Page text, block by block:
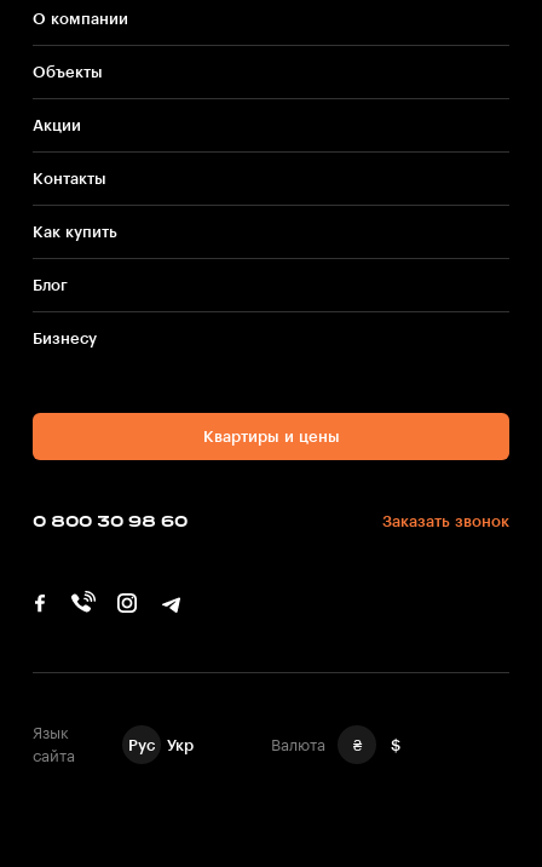
О компании
Объекты
Акции
Контакты
Как купить
Блог
Бизнесу
Квартиры и цены
0 800 30 98 60 Заказать звонок
Язык
сайта
Рус Укр Валюта ₴ $